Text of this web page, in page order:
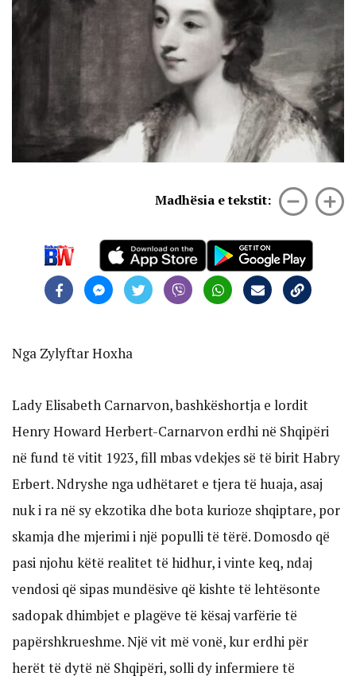
Madhësia e tekstit:
Nga Zylyftar Hoxha
Lady Elisabeth Carnarvon, bashkëshortja e lordit
Henry Howard Herbert-Carnarvon erdhi në Shqipëri
në fund të vitit 1923, fill mbas vdekjes së të birit Habry
Erbert. Ndryshe nga udhëtaret e tjera të huaja, asaj
nuk i ra në sy ekzotika dhe bota kurioze shqiptare, por
skamja dhe mjerimi i një populli të tërë. Domosdo që
pasi njohu këtë realitet të hidhur, i vinte keq, ndaj
vendosi që sipas mundësive që kishte të lehtësonte
sadopak dhimbjet e plagëve të kësaj varfërie të
papërshkrueshme. Një vit më vonë, kur erdhi për
herët të dytë në Shqipëri, solli dy infermiere të